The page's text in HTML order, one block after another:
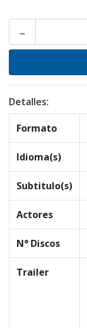
-
Detalles:
Formato
Idioma(s)
Subtitulo(s)
Actores
N° Discos
Trailer